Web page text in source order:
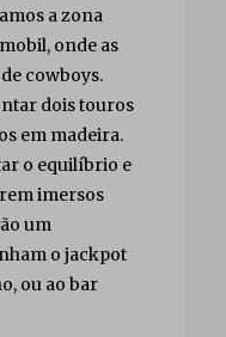
a zona
onde as
cowboys.
dois touros
em madeira.
o equilíbrio e
imersos
um
o jackpot
ou ao bar